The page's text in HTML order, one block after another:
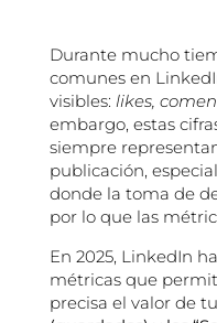
Durante mucho
comunes en
visibles: likes,
embargo, estas
siempre
publicación,
donde la toma de
por lo que las
En 2025, LinkedIn
métricas que
precisa el valor de